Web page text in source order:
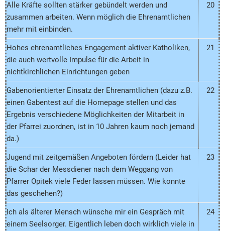
Alle Kräfte sollten stärker gebündelt werden und
zusammen arbeiten. Wenn möglich die Ehrenamtlichen
mehr mit einbinden.
20
Hohes ehrenamtliches Engagement aktiver Katholiken,
die auch wertvolle Impulse für die Arbeit in
nichtkirchlichen Einrichtungen geben
21
Gabenorientierter Einsatz der Ehrenamtlichen (dazu z.B.
einen Gabentest auf die Homepage stellen und das
Ergebnis verschiedene Möglichkeiten der Mitarbeit in
der Pfarrei zuordnen, ist in 10 Jahren kaum noch jemand
da.)
22
Jugend mit zeitgemäßen Angeboten fördern (Leider hat
die Schar der Messdiener nach dem Weggang von
Pfarrer Opitek viele Feder lassen müssen. Wie konnte
das geschehen?)
23
Ich als älterer Mensch wünsche mir ein Gespräch mit
einem Seelsorger. Eigentlich leben doch wirklich viele in
24